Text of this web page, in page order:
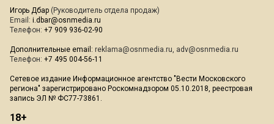
Игорь Дбар (Руководитель отдела продаж)
Email: i.dbar@osnmedia.ru
Телефон: +7 909 936-02-90
Дополнительные email: reklama@osnmedia.ru, adv@osnmedia.ru
Телефон: +7 495 004-56-11
Сетевое издание Информационное агентство "Вести Московского
региона" зарегистрировано Роскомнадзором 05.10.2018, реестровая
запись ЭЛ № ФС77-73861.
18+